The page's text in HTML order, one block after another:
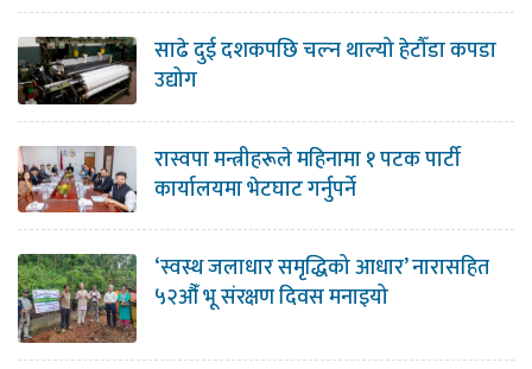
साढे दुई दशकपछि चल्न थाल्यो हेटौँडा कपडा
उद्योग
रास्वपा मन्त्रीहरूले महिनामा १ पटक पार्टी
कार्यालयमा भेटघाट गर्नुपर्ने
‘स्वस्थ जलाधार समृद्धिको आधार’ नारासहित
५२औँ भू संरक्षण दिवस मनाइयो